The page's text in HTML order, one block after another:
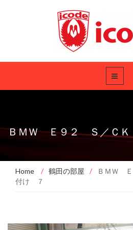
ＢＭＷ Ｅ９２ Ｓ／ＣＫ
Home / 鶴田の部屋 /
ＢＭＷ
付け ７